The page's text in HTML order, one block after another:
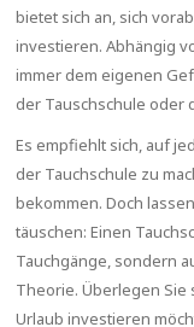
bietet sich an, sich
investieren. Abhängig
immer dem eigenen
der Tauschschule oder
Es empfiehlt sich, auf
der Tauchschule zu
bekommen. Doch
täuschen: Einen
Tauchgänge, sondern
Theorie. Überlegen Sie
Urlaub investieren